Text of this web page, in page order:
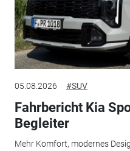
05.08.2026 #SUV
Fahrbericht Kia
Begleiter
Mehr Komfort, modernes